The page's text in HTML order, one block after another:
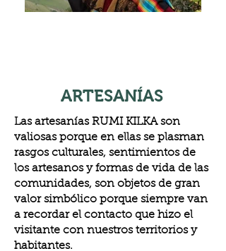
ARTESANÍAS
Las artesanías RUMI KILKA son
valiosas porque en ellas se plasman
rasgos culturales, sentimientos de
los artesanos y formas de vida de las
comunidades, son objetos de gran
valor simbólico porque siempre van
a recordar el contacto que hizo el
visitante con nuestros territorios y
habitantes.